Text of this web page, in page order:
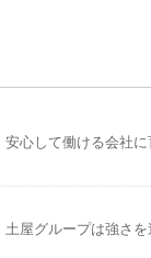
安心して働ける会社
土屋グループは強さを